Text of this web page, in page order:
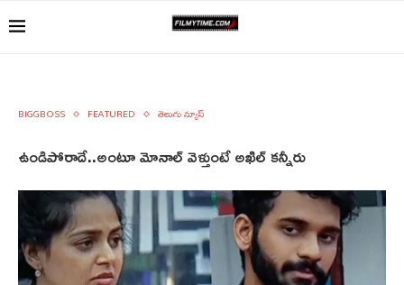
BIGGBOSS FEATURED తెలుగు న్యూస్
ఉండిపోరాదే..అంటూ మోనాల్ వెళ్తుంటే అఖిల్ కన్నీరు